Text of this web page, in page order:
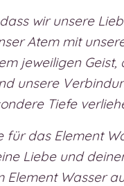
wir unsere
Atem mit
jeweiligen
unsere
Tiefe
für das Element
Liebe und
Wasser